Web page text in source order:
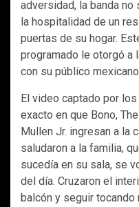
adversidad, la banda
la hospitalidad de un
puertas de su hogar.
programado le otorgó a
con su público
El video captado por
exacto en que Bono,
Mullen Jr. ingresan a la
saludaron a la familia,
sucedía en su sala, se
del día. Cruzaron el
balcón y seguir